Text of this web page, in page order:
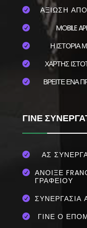
 ΑΞΙΩΣΗ
 MOBILE
 Η ΙΣΤΟΡΙΑ
 ΧΑΡΤΗΣ
 ΒΡΕΙΤΕ ΕΝΑ
ΓΙΝΕ
 ΑΣ

ΆΝΟΙΞΕ
ΓΡΑΦΕΊΟΥ
 ΣΥΝΕΡΓΑΣΊΑ
 ΓΊΝΕ Ο